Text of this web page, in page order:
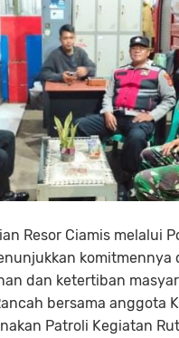
Resor Ciamis melalui
komitmennya
dan ketertiban
bersama anggota
Patroli Kegiatan